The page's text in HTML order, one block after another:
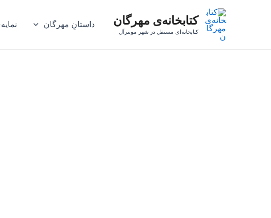
کتابخانه‌ی مهرگان
کتابخانه‌ای مستقل در شهر مونترآل
داستانِ مهرگان